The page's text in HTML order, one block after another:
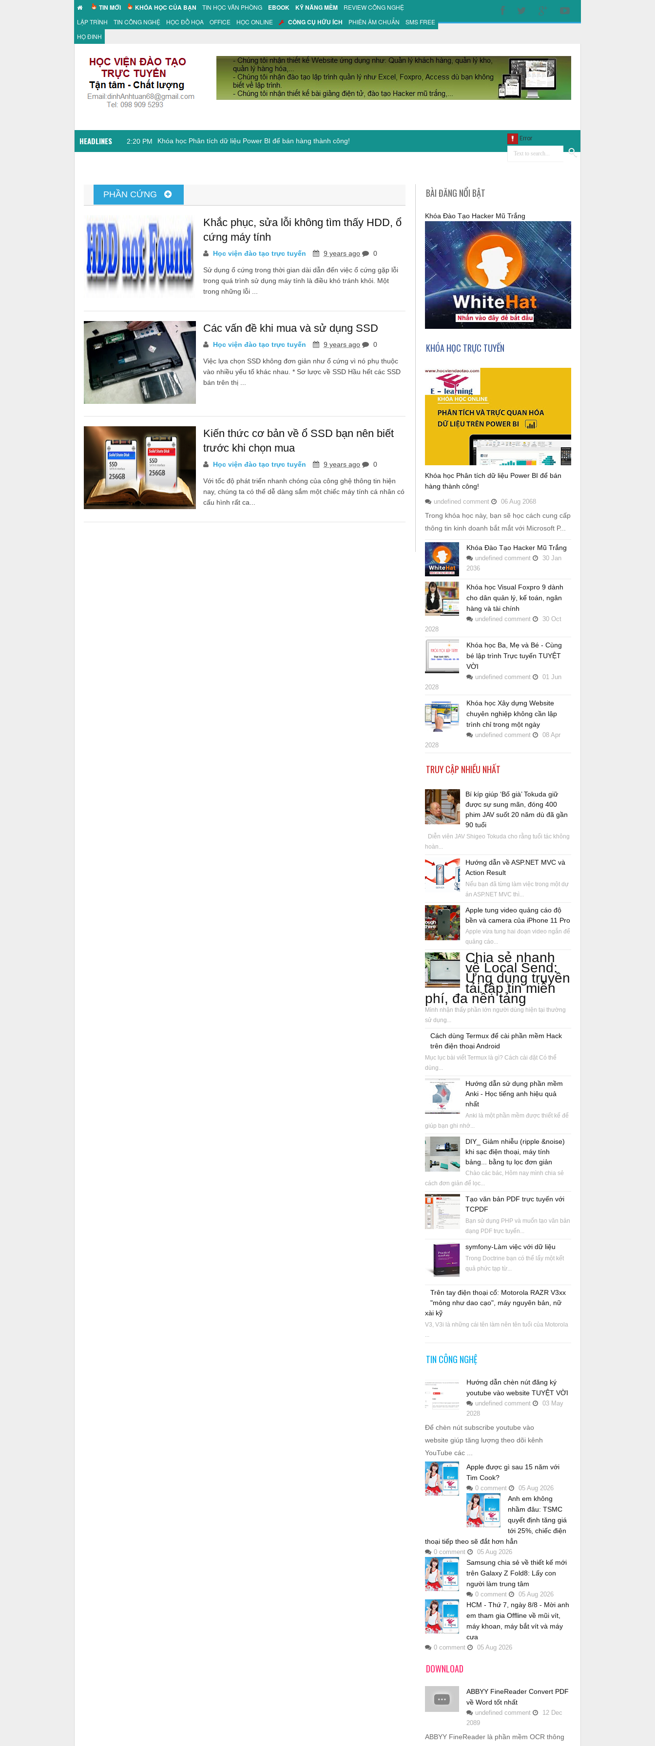
TIN MỚI KHÓA HỌC CỦA BẠN TIN HỌC VĂN PHÒNG EBOOK KỸ NĂNG MỀM
REVIEW CÔNG NGHỆ
LẬP TRÌNH
TIN CÔNG NGHỆ HỌC ĐỒ HỌA OFFICE HỌC ONLINE CÔNG CỤ HỮU ÍCH PHIÊN ÂM CHUẨN
SMS FREE
HỌ ĐINH
HEADLINES 2:20 PM Khóa học Phân tích dữ liệu Power BI để bán hàng thành công!
PHẦN CỨNG
Khắc phục, sửa lỗi không tìm thấy HDD, ổ
cứng máy tính
Học viện đào tạo trực tuyến 9 years ago 0
Sử dụng ổ cứng trong thời gian dài dẫn đến việc ổ cứng gặp lỗi
trong quá trình sử dụng máy tính là điều khó tránh khỏi. Một
trong những lỗi ...
Các vấn đề khi mua và sử dụng SSD
Học viện đào tạo trực tuyến 9 years ago 0
Việc lựa chọn SSD không đơn giản như ổ cứng vì nó phụ thuộc
vào nhiều yếu tố khác nhau. * Sơ lược về SSD Hầu hết các SSD
bán trên thị ...
Kiến thức cơ bản về ổ SSD bạn nên biết
trước khi chọn mua
Học viện đào tạo trực tuyến 9 years ago 0
Với tốc độ phát triển nhanh chóng của công ghệ thông tin hiện
nay, chúng ta có thể dễ dàng sắm một chiếc máy tính cá nhân có
cấu hình rất ca...
BÀI ĐĂNG NỔI BẬT
Khóa Đào Tạo Hacker Mũ Trắng
KHÓA HỌC TRỰC TUYẾN
Khóa học Phân tích dữ liệu Power BI để bán
hàng thành công!
undefined comment 06 Aug 2068
Trong khóa học này, bạn sẽ học cách cung cấp
thông tin kinh doanh bắt mắt với Microsoft P...
Khóa Đào Tạo Hacker Mũ Trắng
undefined comment 30 Jan
2036
Khóa học Visual Foxpro 9 dành
cho dân quản lý, kế toán, ngân
hàng và tài chính
undefined comment 30 Oct
2028
Khóa học Ba, Mẹ và Bé - Cùng
bé lập trình Trực tuyến TUYỆT
VỜI
undefined comment 01 Jun
2028
Khóa học Xây dựng Website
chuyên nghiệp không cần lập
trình chỉ trong một ngày
undefined comment 08 Apr
2028
TRUY CẬP NHIỀU NHẤT
Bí kíp giúp ‘Bố già’ Tokuda giữ
được sự sung mãn, đóng 400
phim JAV suốt 20 năm dù đã gần
90 tuổi
Diễn viên JAV Shigeo Tokuda cho rằng tuổi tác không
hoàn...
Hướng dẫn về ASP.NET MVC và
Action Result
Nếu bạn đã từng làm việc trong một dự
án ASP.NET MVC thì...
Apple tung video quảng cáo độ
bền và camera của iPhone 11 Pro
Apple vừa tung hai đoạn video ngắn để
quảng cáo...
Chia sẻ nhanh
về Local Send:
Ứng dụng truyền
tải tập tin miễn
phí, đa nền tảng
Mình nhận thấy phần lớn người dùng hiện tại thường
sử dụng...
Cách dùng Termux để cài phần mềm Hack
trên điện thoại Android
Mục lục bài viết Termux là gì? Cách cài đặt Có thể
dùng...
Hướng dẫn sử dụng phần mềm
Anki - Học tiếng anh hiệu quả
nhất
Anki là một phần mềm được thiết kế để
giúp bạn ghi nhớ...
DIY_ Giảm nhiễu (ripple &noise)
khi sạc điện thoại, máy tính
bảng... bằng tụ lọc đơn giản
Chào các bác, Hôm nay mình chia sẻ
cách đơn giản để lọc...
Tạo văn bản PDF trực tuyến với
TCPDF
Bạn sử dụng PHP và muốn tạo văn bản
dạng PDF trực tuyến...
symfony-Làm việc với dữ liệu
Trong Doctrine bạn có thể lấy một kết
quả phức tạp từ...
Trên tay điện thoại cổ: Motorola RAZR V3xx
"mỏng như dao cạo", máy nguyên bản, nữ
xài kỹ
V3, V3i là những cái tên làm nên tên tuổi của Motorola
...
TIN CÔNG NGHỆ
Hướng dẫn chèn nút đăng ký
youtube vào website TUYỆT VỜI
undefined comment 03 May
2028
Để chèn nút subscribe youtube vào
website giúp tăng lượng theo dõi kênh
YouTube các ...
Apple được gì sau 15 năm với
Tim Cook?
0 comment 05 Aug 2026
Anh em không
nhầm đâu: TSMC
quyết định tăng giá
tới 25%, chiếc điện
thoại tiếp theo sẽ đắt hơn hẳn
0 comment 05 Aug 2026
Samsung chia sẻ về thiết kế mới
trên Galaxy Z Fold8: Lấy con
người làm trung tâm
0 comment 05 Aug 2026
HCM - Thứ 7, ngày 8/8 - Mời anh
em tham gia Offline về mũi vít,
máy khoan, máy bắt vít và máy
cưa
0 comment 05 Aug 2026
DOWNLOAD
ABBYY FineReader Convert PDF
về Word tốt nhất
undefined comment 12 Dec
2089
ABBYY FineReader là phần mềm OCR thông